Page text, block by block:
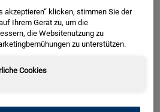
akzeptieren“ klicken, stimmen Sie der
Ihrem Gerät zu, um die
die Websitenutzung zu
zu unterstützen.
Cookies